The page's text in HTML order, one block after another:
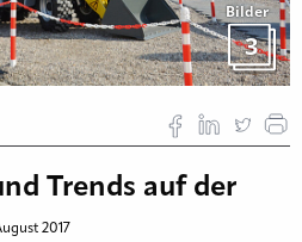
Bilder
3
Trends auf der
2017